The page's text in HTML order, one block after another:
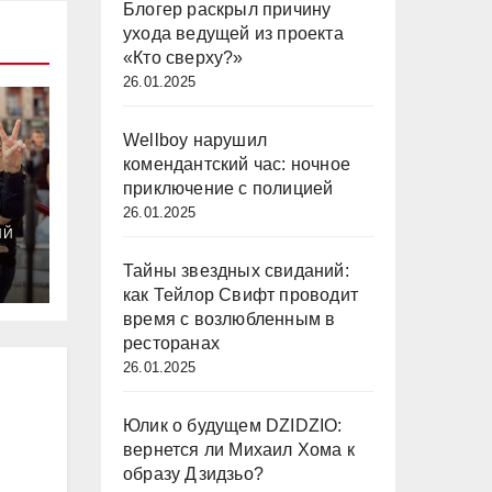
Блогер раскрыл причину
ухода ведущей из проекта
«Кто сверху?»
26.01.2025
Wellboy нарушил
комендантский час: ночное
приключение с полицией
26.01.2025
Тайны звездных свиданий:
как Тейлор Свифт проводит
время с возлюбленным в
ресторанах
26.01.2025
Юлик о будущем DZIDZIO:
вернется ли Михаил Хома к
образу Дзидзьо?